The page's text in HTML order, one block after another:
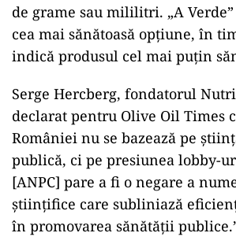
de grame sau mililitri. „A
cea mai sănătoasă opțiune, în
indică produsul cel mai puțin
Serge Hercberg, fondatorul
declarat pentru Olive Oil Times
României nu se bazează pe
publică, ci pe presiunea lobby-
[ANPC] pare a fi o negare a
științifice care subliniază
în promovarea sănătății